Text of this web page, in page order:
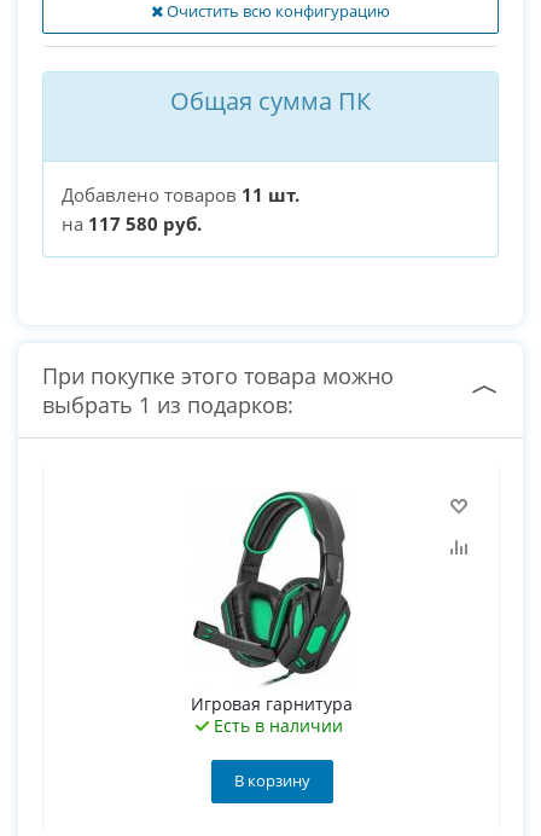
Очистить всю конфигурацию
Общая сумма ПК
Добавлено товаров 11 шт.
на 117 580 руб.
При покупке этого товара можно
выбрать 1 из подарков:
Игровая гарнитура
Есть в наличии
В корзину